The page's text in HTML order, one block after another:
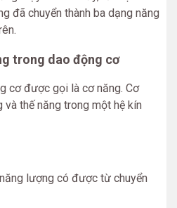
đã chuyển thành ba dạng năng
trong dao động cơ
cơ được gọi là cơ năng. Cơ
thế năng trong một hệ kín
lượng có được từ chuyển